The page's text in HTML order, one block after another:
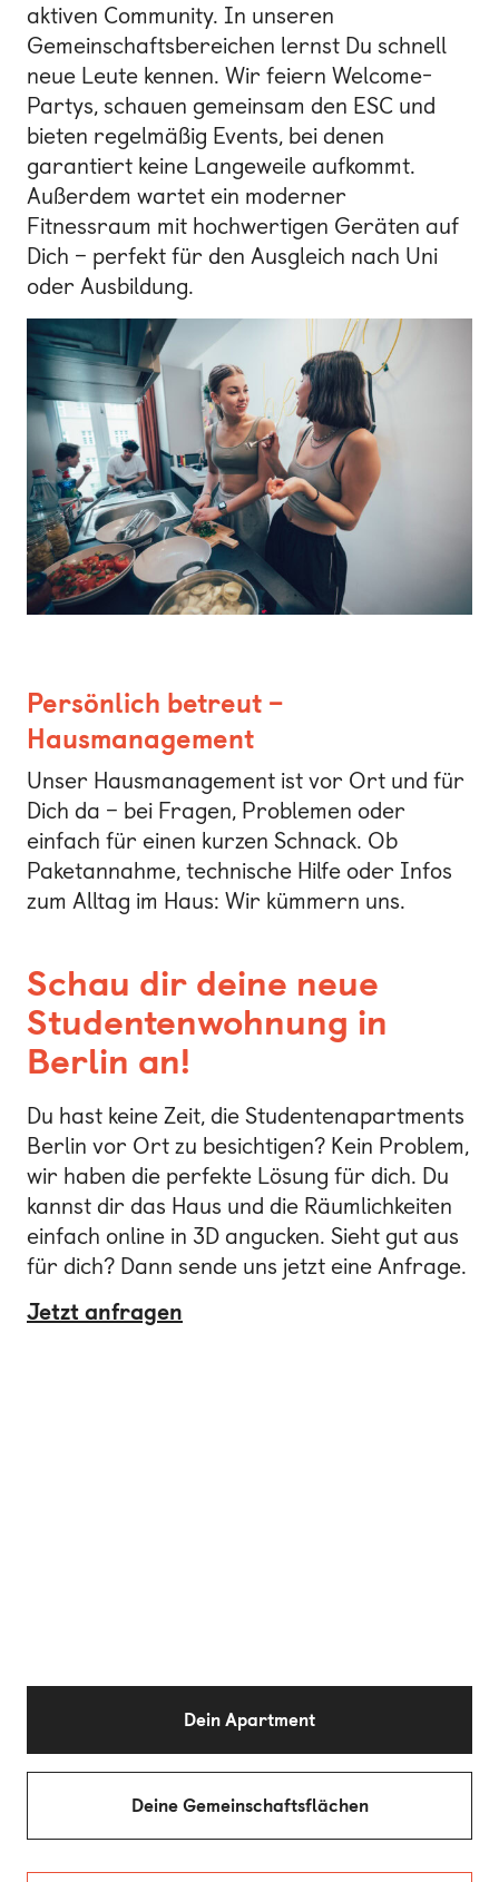
aktiven Community. In unseren
Gemeinschaftsbereichen lernst Du schnell
neue Leute kennen. Wir feiern Welcome-
Partys, schauen gemeinsam den ESC und
bieten regelmäßig Events, bei denen
garantiert keine Langeweile aufkommt.
Außerdem wartet ein moderner
Fitnessraum mit hochwertigen Geräten auf
Dich – perfekt für den Ausgleich nach Uni
oder Ausbildung.
Persönlich betreut –
Hausmanagement
Unser Hausmanagement ist vor Ort und für
Dich da – bei Fragen, Problemen oder
einfach für einen kurzen Schnack. Ob
Paketannahme, technische Hilfe oder Infos
zum Alltag im Haus: Wir kümmern uns.
Schau dir deine neue
Studentenwohnung in
Berlin an!
Du hast keine Zeit, die Studentenapartments
Berlin vor Ort zu besichtigen? Kein Problem,
wir haben die perfekte Lösung für dich. Du
kannst dir das Haus und die Räumlichkeiten
einfach online in 3D angucken. Sieht gut aus
für dich? Dann sende uns jetzt eine Anfrage.
Jetzt anfragen
Dein Apartment
Deine Gemeinschaftsflächen